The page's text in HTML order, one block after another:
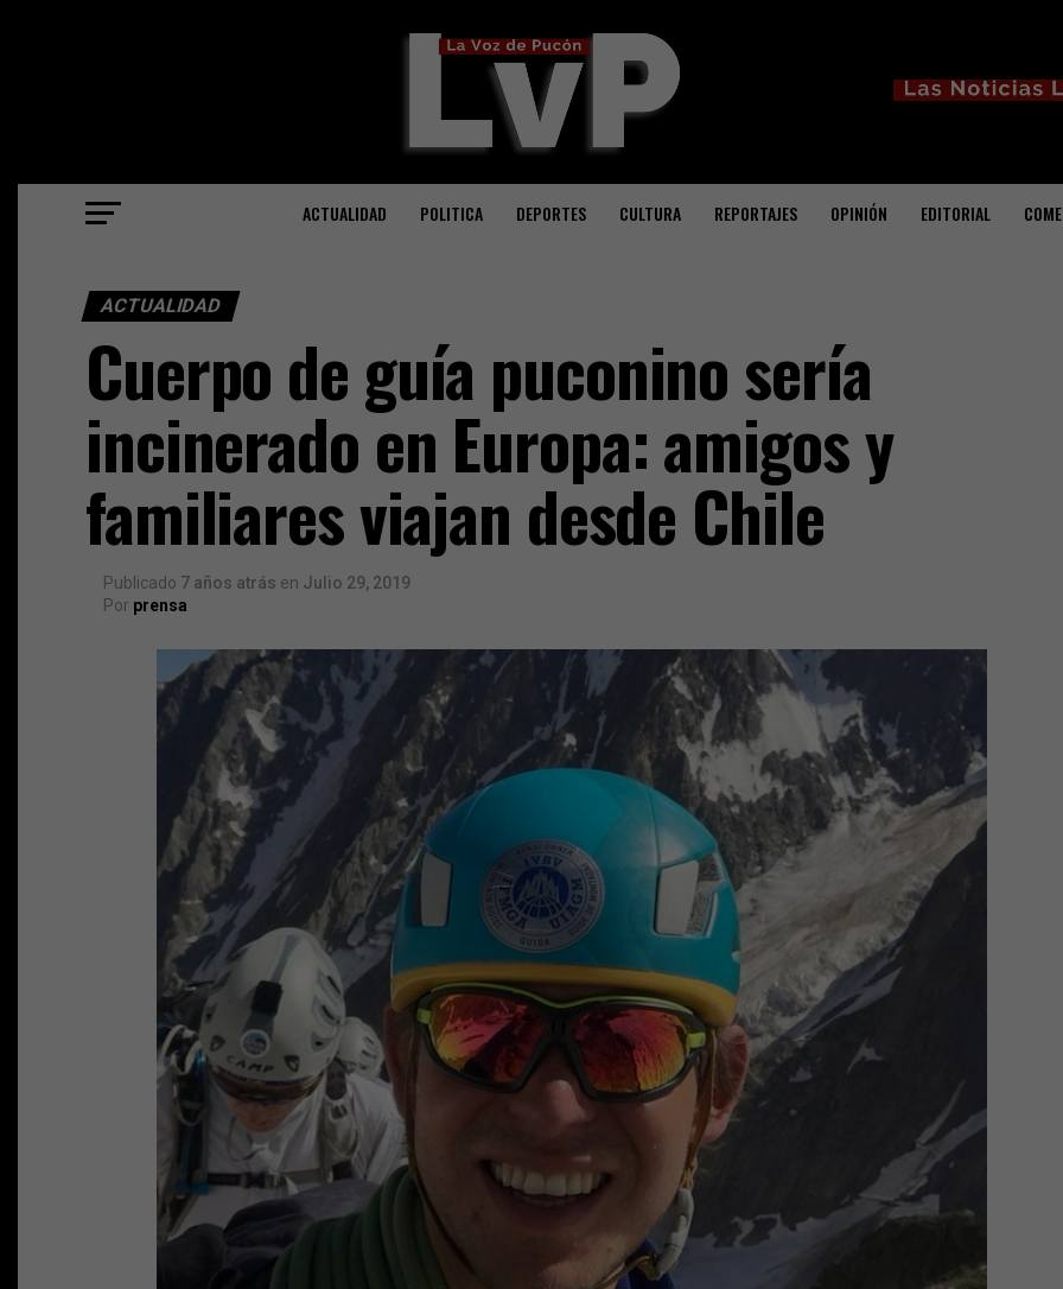
ACTUALIDAD POLITICA DEPORTES CULTURA REPORTAJES OPINIÓN EDITORIAL
ACTUALIDAD
Cuerpo de guía puconino sería
incinerado en Europa: amigos y
familiares viajan desde Chile
Publicado 7 años atrás en Julio 29, 2019
Por prensa